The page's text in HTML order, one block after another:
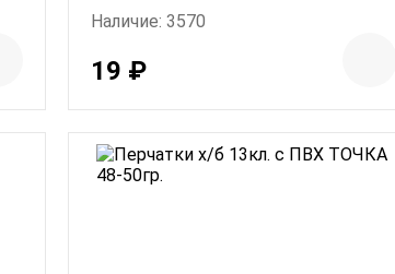
Наличие: 3570
19 ₽